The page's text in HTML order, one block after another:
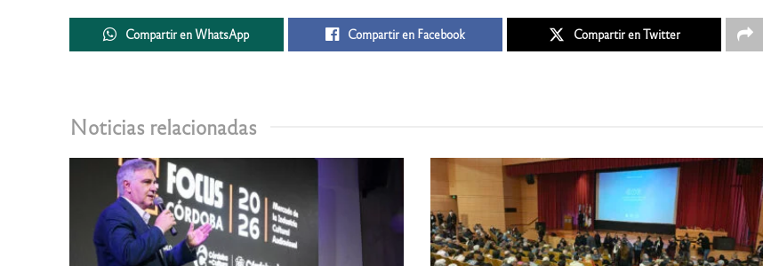
Compartir en WhatsApp Compartir en Facebook Compartir en Twitter
Noticias relacionadas